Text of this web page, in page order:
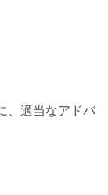
、適当なアドバ